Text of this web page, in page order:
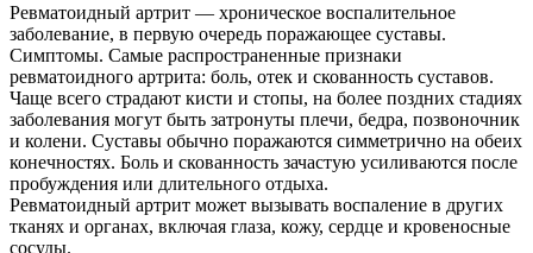
Ревматоидный артрит — хроническое воспалительное
заболевание, в первую очередь поражающее суставы.
Симптомы. Самые распространенные признаки
ревматоидного артрита: боль, отек и скованность суставов.
Чаще всего страдают кисти и стопы, на более поздних стадиях
заболевания могут быть затронуты плечи, бедра, позвоночник
и колени. Суставы обычно поражаются симметрично на обеих
конечностях. Боль и скованность зачастую усиливаются после
пробуждения или длительного отдыха.
Ревматоидный артрит может вызывать воспаление в других
тканях и органах, включая глаза, кожу, сердце и кровеносные
сосуды.